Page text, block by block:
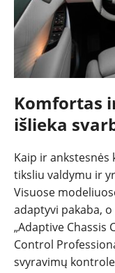
Komfortas
išlieka
Kaip ir ankstesnės
tiksliu valdymu ir
Visuose
adaptyvi pakaba,
„Adaptive Chassis
Control
svyravimų